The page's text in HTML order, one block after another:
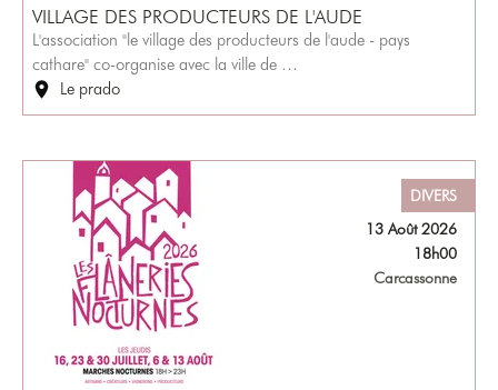
VILLAGE DES PRODUCTEURS DE L'AUDE
L'association "le village des producteurs de l'aude - pays
cathare" co-organise avec la ville de …
Le prado
DIVERS
13 Août 2026
18h00
Carcassonne